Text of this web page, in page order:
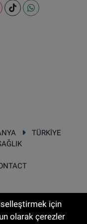
TÜRKİYE
için
olarak çerezler